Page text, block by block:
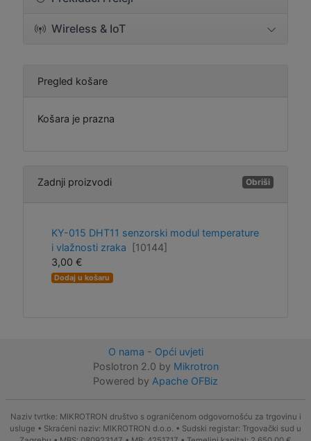
Wireless & IoT
Pregled košare
Košara je prazna
Zadnji proizvodi Obriši
KY-015 DHT11 senzorski modul temperature
i vlažnosti zraka
[10144]
3,00 €
Dodaj u košaru
O nama - Opći uvjeti
Poslotron 2.0 by Mikrotron
Powered by Apache OFBiz
Naziv tvrtke: MIKROTRON društvo s ograničenom odgovornošću za trgovinu i
usluge • Skraćeni naziv: MIKROTRON d.o.o. • Sudski registar: Trgovački sud u